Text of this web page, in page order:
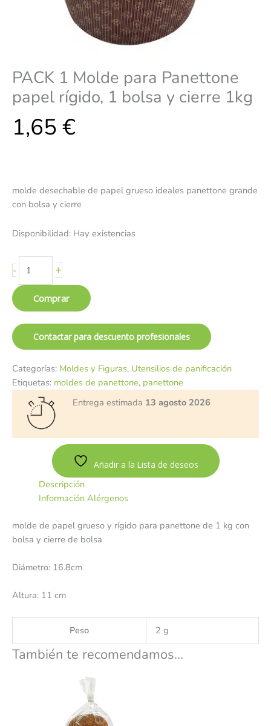
PACK 1 Molde para Panettone
papel rígido, 1 bolsa y cierre 1kg
1,65 €
molde desechable de papel grueso ideales panettone grande
con bolsa y cierre
Disponibilidad: Hay existencias
- +
Comprar
Contactar para descuento profesionales
Categorías: Moldes y Figuras, Utensilios de panificación
Etiquetas: moldes de panettone, panettone
Entrega estimada 13 agosto 2026
Añadir a la Lista de deseos
Descripción
Información Alérgenos
molde de papel grueso y rígido para panettone de 1 kg con
bolsa y cierre de bolsa
Diámetro: 16.8cm
Altura: 11 cm
Peso 2 g
También te recomendamos…